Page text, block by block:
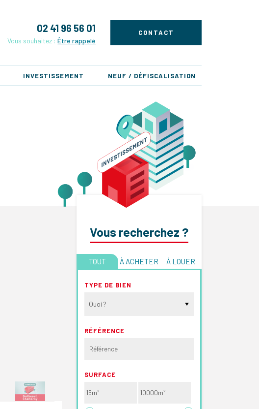
02 41 96 56 01
Vous souhaitez :Être rappelé
CONTACT
INVESTISSEMENT NEUF / DÉFISCALISATION
Vous recherchez ?
TOUT À ACHETER À LOUER
TYPE DE BIEN
Quoi ?
RÉFÉRENCE
SURFACE